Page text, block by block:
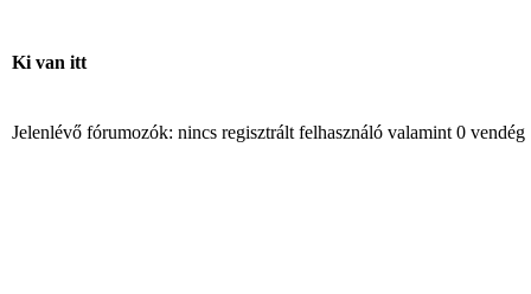
Ki van itt
Jelenlévő fórumozók: nincs regisztrált felhasználó valamint 0 vendég